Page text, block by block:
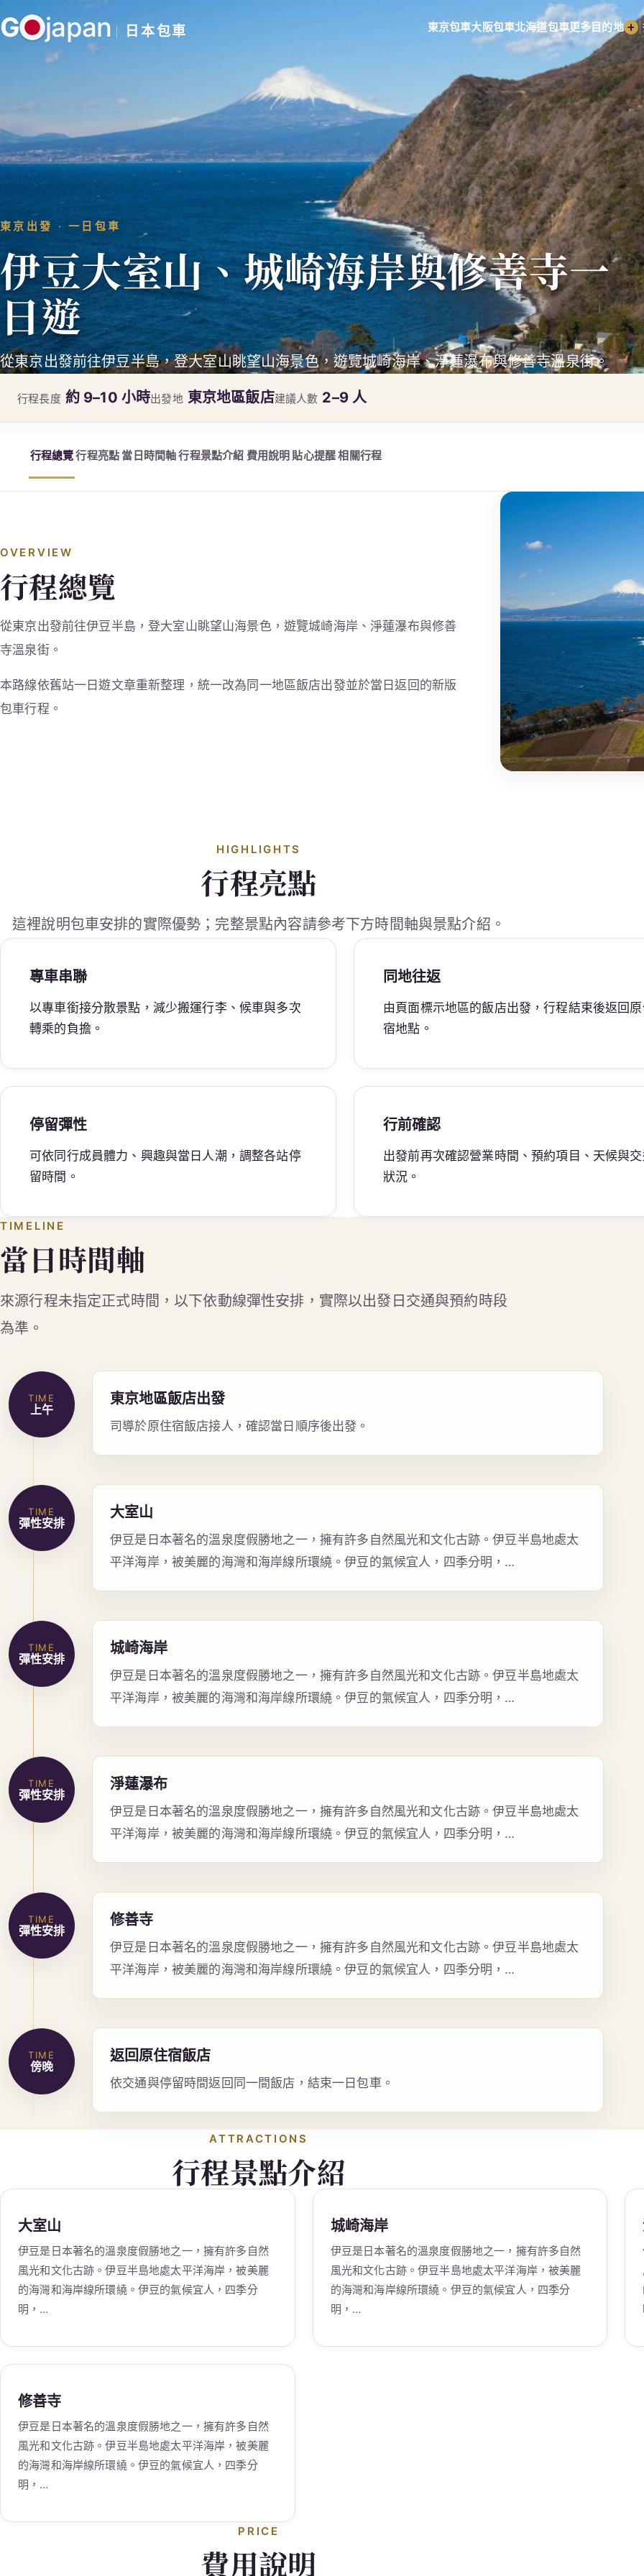
至
容
G japan 日本包車 東京包車大阪包車北海道包車更多目的地 |
東京出發 ‧ 一日包車
伊豆大室山、城崎海岸與修善寺一
日遊
從東京出發前往伊豆半島，登大室山眺望山海景色，遊覽城崎海岸、淨蓮瀑布與修善寺溫泉街。
行程長度 約 9–10 小時出發地 東京地區飯店建議人數 2–9 人
行程總覽行程亮點 當日時間軸行程景點介紹 費用說明 貼心提醒相關行程
OVERVIEW
行程總覽
從東京出發前往伊豆半島，登大室山眺望山海景色，遊覽城崎海岸、淨蓮瀑布與修善
寺溫泉街。
本路線依舊站一日遊文章重新整理，統一改為同一地區飯店出發並於當日返回的新版
包車行程。
HIGHLIGHTS
行程亮點
這裡說明包車安排的實際優勢；完整景點內容請參考下方時間軸與景點介紹。
專車串聯
以專車銜接分散景點，減少搬運行李、候車與多次
轉乘的負擔。
同地往返
由頁面標示地區的飯店出發，行程結束後返回
宿地點。
停留彈性
可依同行成員體力、興趣與當日人潮，調整各站停
留時間。
行前確認
出發前再次確認營業時間、預約項目、天候與
狀況。
TIMELINE
當日時間軸
來源行程未指定正式時間，以下依動線彈性安排，實際以出發日交通與預約時段
為準。
TIME
上午
東京地區飯店出發
司導於原住宿飯店接人，確認當日順序後出發。
TIME
彈性安排
大室山
伊豆是日本著名的溫泉度假勝地之一，擁有許多自然風光和文化古跡。伊豆半島地處太
平洋海岸，被美麗的海灣和海岸線所環繞。伊豆的氣候宜人，四季分明，…
TIME
彈性安排
城崎海岸
伊豆是日本著名的溫泉度假勝地之一，擁有許多自然風光和文化古跡。伊豆半島地處太
平洋海岸，被美麗的海灣和海岸線所環繞。伊豆的氣候宜人，四季分明，…
TIME
彈性安排
淨蓮瀑布
伊豆是日本著名的溫泉度假勝地之一，擁有許多自然風光和文化古跡。伊豆半島地處太
平洋海岸，被美麗的海灣和海岸線所環繞。伊豆的氣候宜人，四季分明，…
TIME
彈性安排
修善寺
伊豆是日本著名的溫泉度假勝地之一，擁有許多自然風光和文化古跡。伊豆半島地處太
平洋海岸，被美麗的海灣和海岸線所環繞。伊豆的氣候宜人，四季分明，…
TIME
傍晚
返回原住宿飯店
依交通與停留時間返回同一間飯店，結束一日包車。
ATTRACTIONS
行程景點介紹
大室山
伊豆是日本著名的溫泉度假勝地之一，擁有許多自然
風光和文化古跡。伊豆半島地處太平洋海岸，被美麗
的海灣和海岸線所環繞。伊豆的氣候宜人，四季分
明，…
城崎海岸
伊豆是日本著名的溫泉度假勝地之一，擁有許多自然
風光和文化古跡。伊豆半島地處太平洋海岸，被美麗
的海灣和海岸線所環繞。伊豆的氣候宜人，四季分
明，…
修善寺
伊豆是日本著名的溫泉度假勝地之一，擁有許多自然
風光和文化古跡。伊豆半島地處太平洋海岸，被美麗
的海灣和海岸線所環繞。伊豆的氣候宜人，四季分
明，…
PRICE
費用說明